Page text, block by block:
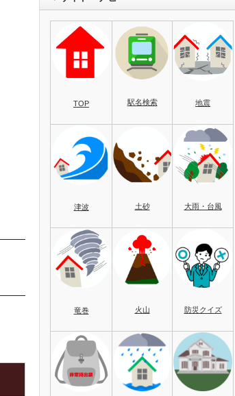
TOP 駅名検索 地震
津波 土砂 大雨・台風
竜巻 火山 防災クイズ